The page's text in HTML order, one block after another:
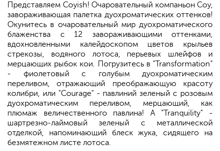
Представляем Coyish! Очаровательный компаньон Coy,
завораживающая палетка дуохроматических оттенков!
Окунитесь в очаровательный мир дуохроматического
блаженства с 12 завораживающими оттенками,
вдохновленными калейдоскопом цветов крыльев
стрекозы, водяного лотоса, перьевых шлейфов и
мерцающих рыбок кои. Погрузитесь в "Transformation"
- фиолетовый с голубым дуохроматическим
переливом, отражающий преображающую красоту
колибри, или "Courage" - павлиний зеленый с розовым
дуохроматическим переливом, мерцающий, как
плюмаж величественного павлина! А "Tranquility" -
шартрезно-лаймовый зеленый с металлической
отделкой, напоминающий блеск жука, сидящего на
безмятежном листе лотоса.